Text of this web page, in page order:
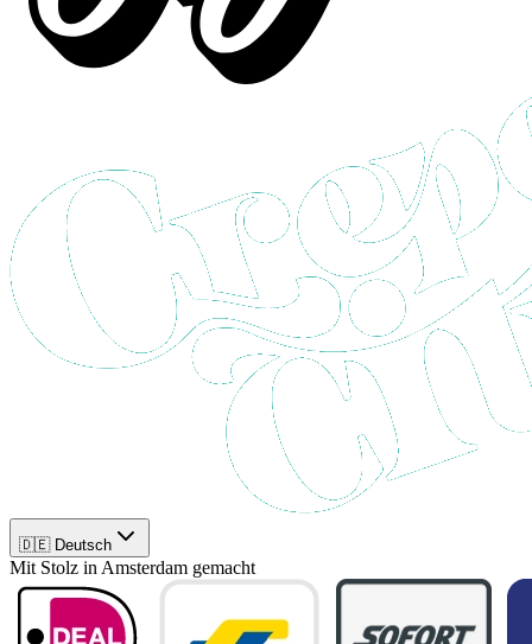
🇩🇪 Deutsch
Mit Stolz in Amsterdam gemacht